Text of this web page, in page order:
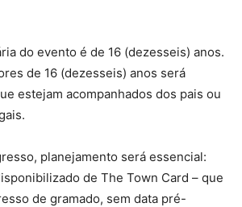
do evento é de 16 (dezesseis) anos.
de 16 (dezesseis) anos será
estejam acompanhados dos pais ou
planejamento será essencial:
de The Town Card – que
de gramado, sem data pré-